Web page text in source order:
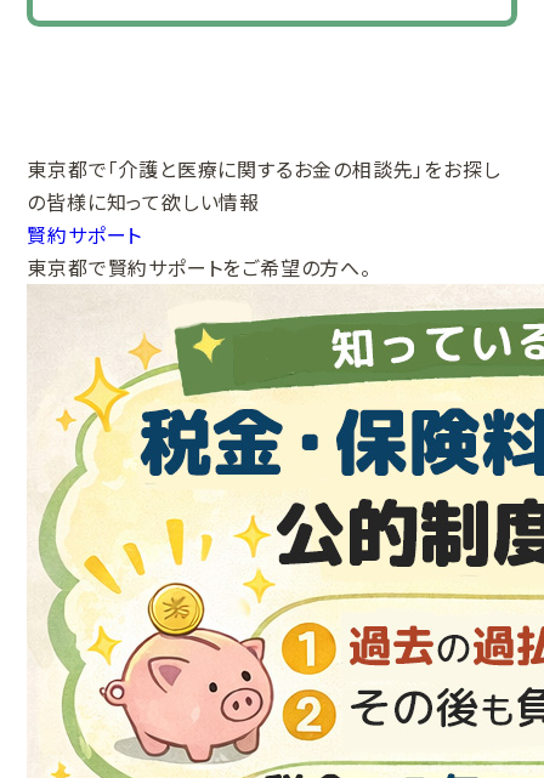
東京都で「介護と医療に関するお金の相談先」をお探し
の皆様に知って欲しい情報
賢約サポート
東京都で賢約サポートをご希望の方へ。